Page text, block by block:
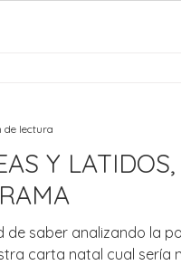
ira inexplicable, no
Y LATIDOS,
de saber analizando la
carta natal cual sería
de lectura